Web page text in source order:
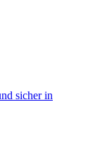
sicher in